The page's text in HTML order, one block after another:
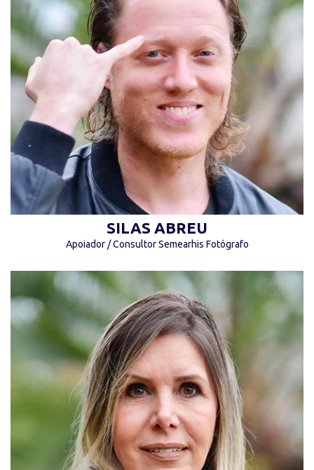
“Os olhos são a lâmpada do corpo. Se teus
olhos forem bons, todo teu corpo será
luminoso.” (Jesus Cristo)
SILAS ABREU
Apoiador / Consultor Semearhis Fotógrafo
“Não há saber mais ou menos, há saberes
diferentes.” (Paulo Freire)